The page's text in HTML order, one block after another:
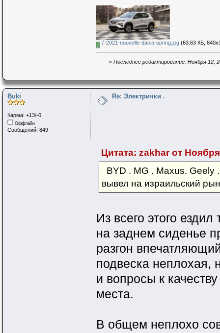
7-2021-nouvelle-dacia-spring.jpg(63.63 КБ,
« Последнее редактирование: Ноября 12,
Buki
Карма: +13/-0
Оффлайн
Сообщений: 849
Re: Электрички .
Цитата: zakhar от
BYD . MG . Maxus.
вывел на израильский
Из всего этого
на заднем сиденье
разгон
подвеска неплохая,
и вопросы к
места.
В общем неплохо